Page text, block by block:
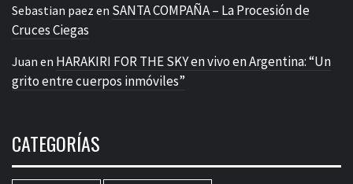
Sebastian paez en SANTA COMPAÑA – La Procesión de
Cruces Ciegas
Juan en HARAKIRI FOR THE SKY en vivo en Argentina: “Un
grito entre cuerpos inmóviles”
CATEGORÍAS